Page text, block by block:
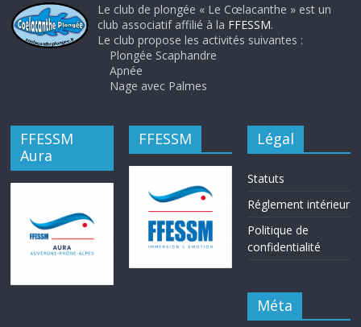
Le club de plongée « Le Cœlacanthe » est un
club associatif affilié à la FFESSM.
Le club propose les activités suivantes :
Plongée Scaphandre
Apnée
Nage avec Palmes
FFESSM
Aura
FFESSM Légal
Statuts
Réglement intérieur
Politique de
confidentialité
Méta